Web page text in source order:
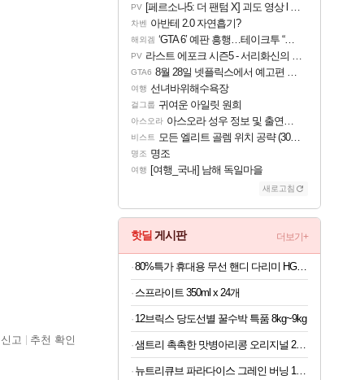
고 추천 확인
PV [페르소나5: 더 팬텀 X] 괴도 영상 l 타카마키 안·댄싱 스타
차벤 아반테 2.0 자연흡기?
해외겜 ‘GTA 6’ 예판 흥행…테이크투 “내부 예상 크게 넘어”
PV 라스트 에포크 시즌5 - 서리화신의 분노 티저
GTA6 8월 28일 넷플릭스에서 예고편 공개 예정
여행 선녀바위해수욕장
걸그룹 귀여운 아일릿 원희
아스오라 아스오라 성우 정보 및 출연작 모음
비스트 모든 엘리트 골렘 위치 공략 (30개) - 방랑 결투가
명조 명조
여행 [여행_국내] 남해 독일마을
새로고침
핫딜 게시판 더보기+
80%특가 휴대용 무선 핸디 다리미 HG-Y01, 화이트, 1개
스프라이트 350ml x 24개
12브릭스 당도선별 꿀수박 특품 8kg~9kg
샘트리 촉촉한 맛병아리콩 오리지널 20개
뉴트리큐브 파라다이스 그레인 버닝 120정